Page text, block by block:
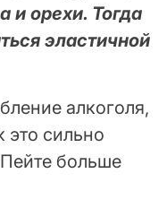
и орехи. Тогда
эластичной
алкоголя,
это сильно
больше